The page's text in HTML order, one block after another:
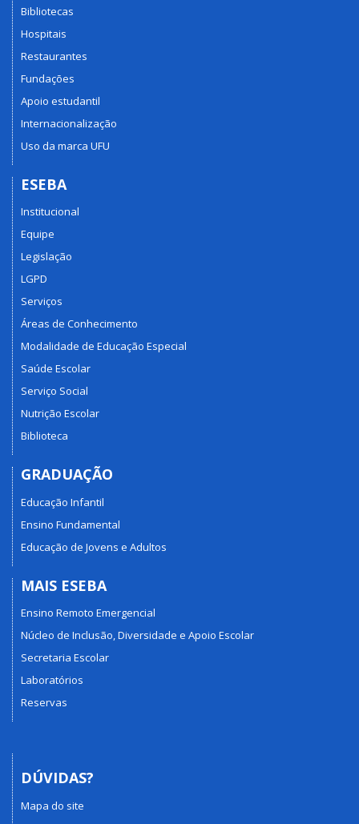
Bibliotecas
Hospitais
Restaurantes
Fundações
Apoio estudantil
Internacionalização
Uso da marca UFU
ESEBA
Institucional
Equipe
Legislação
LGPD
Serviços
Áreas de Conhecimento
Modalidade de Educação Especial
Saúde Escolar
Serviço Social
Nutrição Escolar
Biblioteca
GRADUAÇÃO
Educação Infantil
Ensino Fundamental
Educação de Jovens e Adultos
MAIS ESEBA
Ensino Remoto Emergencial
Núcleo de Inclusão, Diversidade e Apoio Escolar
Secretaria Escolar
Laboratórios
Reservas
DÚVIDAS?
Mapa do site